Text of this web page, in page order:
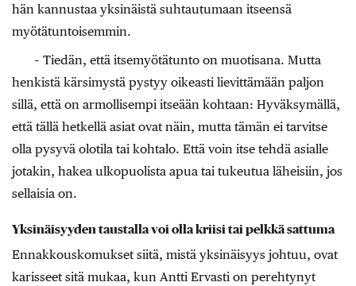
hän kannustaa yksinäistä suhtautumaan itseensä
myötätuntoisemmin.
– Tiedän, että itsemyötätunto on muotisana. Mutta
henkistä kärsimystä pystyy oikeasti lievittämään paljon
sillä, että on armollisempi itseään kohtaan: Hyväksymällä,
että tällä hetkellä asiat ovat näin, mutta tämän ei tarvitse
olla pysyvä olotila tai kohtalo. Että voin itse tehdä asialle
jotakin, hakea ulkopuolista apua tai tukeutua läheisiin, jos
sellaisia on.
Yksinäisyyden taustalla voi olla kriisi tai pelkkä sattuma
Ennakkouskomukset siitä, mistä ­yksinäisyys johtuu, ovat
karisseet sitä mukaa, kun Antti ­Ervasti on perehtynyt